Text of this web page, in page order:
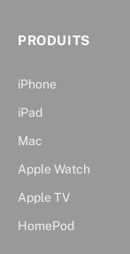
PRODUITS
iPhone
iPad
Mac
Apple Watch
Apple TV
HomePod